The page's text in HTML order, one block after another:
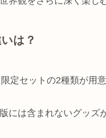
は？
定セットの2種類が用意
には含まれないグッズ